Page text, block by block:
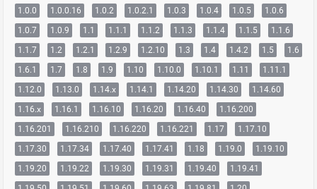
1.0.0
1.0.0.16 1.0.2 1.0.2.1 1.0.3 1.0.4 1.0.5
1.0.6
1.0.7
1.0.9 1.1 1.1.1 1.1.2 1.1.3 1.1.4 1.1.5
1.1.6
1.1.7
1.2 1.2.1 1.2.9 1.2.10 1.3 1.4 1.4.2 1.5
1.6
1.6.1
1.7 1.8 1.9 1.10 1.10.0 1.10.1 1.11
1.11.1
1.12.0
1.13.0 1.14.x 1.14.1 1.14.20 1.14.30
1.14.60
1.16.x
1.16.1 1.16.10 1.16.20 1.16.40
1.16.200
1.16.201
1.16.210 1.16.220 1.16.221 1.17
1.17.10
1.17.30
1.17.34 1.17.40 1.17.41 1.18 1.19.0
1.19.10
1.19.20
1.19.22 1.19.30 1.19.31 1.19.40
1.19.41